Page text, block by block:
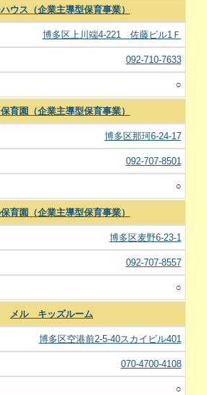
ウス（企業主導型保育事業）
博多区上川端4-221 佐藤ビル1Ｆ
092-710-7633
○
育園（企業主導型保育事業）
博多区那珂6-24-17
092-707-8501
○
育園（企業主導型保育事業）
博多区麦野6-23-1
092-707-8557
○
メル キッズルーム
博多区空港前2-5-40スカイビル401
070-4700-4108
○